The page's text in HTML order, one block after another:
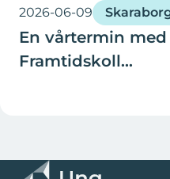
2026-06-09
En vårtermin med
Framtidskoll...